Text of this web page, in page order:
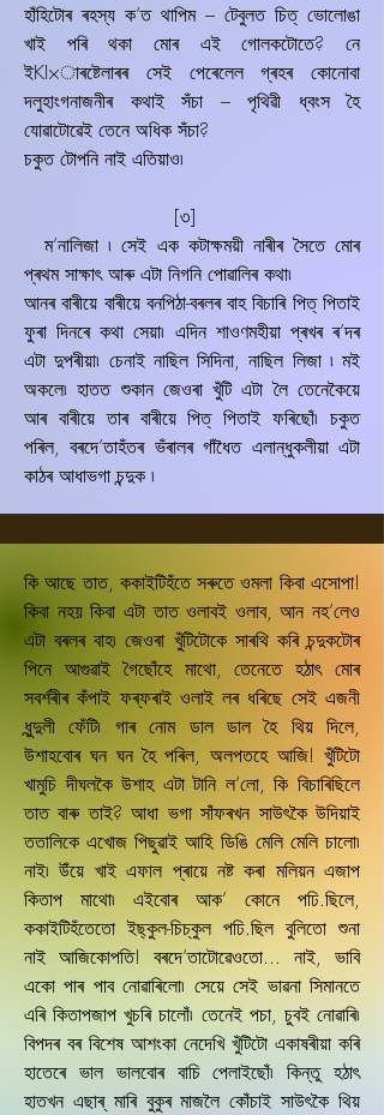
হাঁহিটোৰ ৰহস্য ক’ত থাপিম – টেবুলত চিত্‌ ভোলোঙা
খাই পৰি থকা মোৰ এই গোলকটোতে? নে
ইKI×াৰষ্টেলাৰৰ সেই পেৰেলেল গ্ৰহৰ কোনোবা
দলুহাংগনাজনীৰ কথাই সঁচা – পৃথিৱী ধ্বংস হৈ
যোৱাটোৱেই তেনে অধিক সঁচা?
চকুত টোপনি নাই এতিয়াও৷
[৩]
ম’নালিজা ৷ সেই এক কটাক্ষময়ী নাৰীৰ সৈতে মোৰ
প্ৰথম সাক্ষাৎ আৰু এটা নিগনি পোৱালিৰ কথা৷
আনৰ বাৰীয়ে বাৰীয়ে বনপিঠা-বৰলৰ বাহ বিচাৰি পিত্‌ পিতাই
ফুৰা দিনৰে কথা সেয়া৷ এদিন শাওণমহীয়া প্ৰখৰ ৰ’দৰ
এটা দুপৰীয়া৷ চেনাই নাছিল সিদিনা, নাছিল লিজা ৷ মই
অকলে৷ হাতত শুকান জেওৰা খুঁটি এটা লৈ তেনেকৈয়ে
আৰ বাৰীয়ে তাৰ বাৰীয়ে পিত্‌ পিতাই ফৰিছোঁ৷ চকুত
পৰিল, বৰদে’তাহঁতৰ ভঁৰালৰ গাঁধৈত এলান্ধুকলীয়া এটা
কাঠৰ আধাভগা চন্দুক ৷
কি আছে তাত, ককাইটিহঁতে সৰুতে ওমলা কিবা এসোপা!
কিবা নহয় কিবা এটা তাত ওলাবই ওলাব, আন নহ’লেও
এটা বৰলৰ বাহ৷ জেওৰা খুঁটিটোকে সাৰথি কৰি চন্দুকটোৰ
পিনে আগুৱাই গৈছোঁহে মাথো, তেনেতে হঠাৎ মোৰ
সবৰ্শৰীৰ কঁপাই ফৰ্‌ফৰাই ওলাই লৰ ধৰিছে সেই এজনী
ধুন্দুলী ফেঁটি৷ গাৰ নোম ডাল ডাল হৈ থিয় দিলে,
উশাহবোৰ ঘন ঘন হৈ পৰিল, অলপতহে আজি! খুঁটিটো
খামুচি দীঘলকৈ উশাহ এটা টানি ল’লো, কি বিচাৰিছিলে
তাত বাৰু তাই? আধা ভগা সাঁফৰখন সাউৎকৈ উদিয়াই
ততালিকে এখোজ পিছুৱাই আহি ডিঙি মেলি মেলি চালো৷
নাই৷ উঁয়ে খাই এফাল প্ৰায়ে নষ্ট কৰা মলিয়ন এজাপ
কিতাপ মাথো৷ এইবোৰ আক’ কোনে পঢি.ছিলে,
ককাইটিহঁতেতো ইছ্‌কুল-চিচ্‌কুল পঢি.ছিল বুলিতো শুনা
নাই আজিকোপতি! বৰদে’তাটোৱেওতো... নাই, ভাবি
একো পাৰ পাব নোৱাৰিলো৷ সেয়ে সেই ভাৱনা সিমানতে
এৰি কিতাপজাপ খুচৰি চালোঁ৷ তেনেই পচা, চুবই নোৱাৰি৷
বিপদৰ বৰ বিশেষ আশংকা নেদেখি খুঁটিটো একাষৰীয়া কৰি
হাতেৰে ভাল ভালবোৰ বাচি পেলাইছোঁ৷ কিন্তু হঠাৎ
হাতখন এছাৰ্‌ মাৰি বুকুৰ মাজলৈ কোঁচাই সাউৎকৈ থিয়